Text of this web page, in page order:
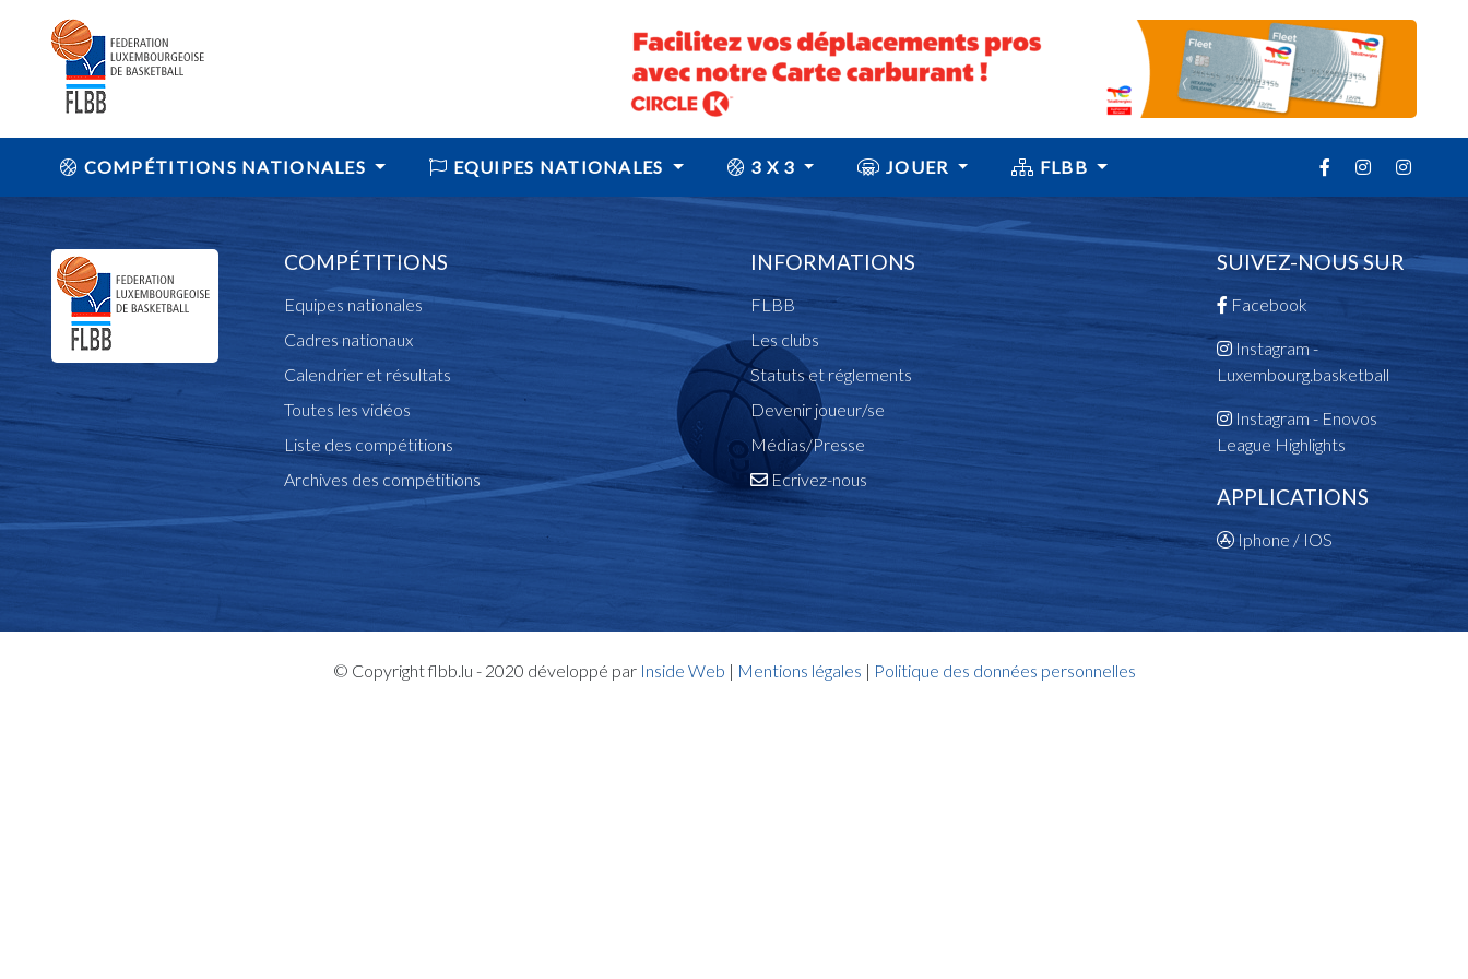
COMPÉTITIONS NATIONALES EQUIPES NATIONALES 3 X 3 JOUER FLBB
COMPÉTITIONS
Equipes nationales
Cadres nationaux
Calendrier et résultats
Toutes les vidéos
Liste des compétitions
Archives des compétitions
INFORMATIONS
FLBB
Les clubs
Statuts et réglements
Devenir joueur/se
Médias/Presse
Ecrivez-nous
SUIVEZ-NOUS SUR
Facebook
Instagram -
Luxembourg.basketball
Instagram - Enovos
League Highlights
APPLICATIONS
Iphone / IOS
© Copyright flbb.lu - 2020 développé par Inside Web | Mentions légales | Politique des données personnelles